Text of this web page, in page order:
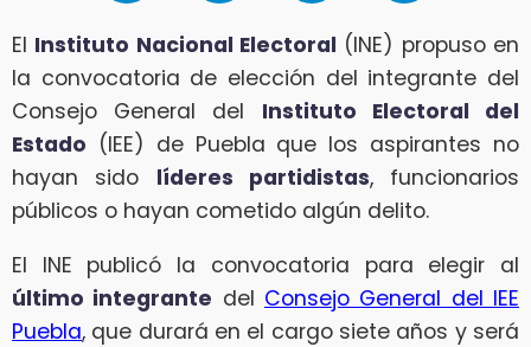
El Instituto Nacional Electoral (INE) propuso en
la convocatoria de elección del integrante del
Consejo General del Instituto Electoral del
Estado (IEE) de Puebla que los aspirantes no
hayan sido líderes partidistas, funcionarios
públicos o hayan cometido algún delito.
El INE publicó la convocatoria para elegir al
último integrante del Consejo General del IEE
Puebla, que durará en el cargo siete años y será